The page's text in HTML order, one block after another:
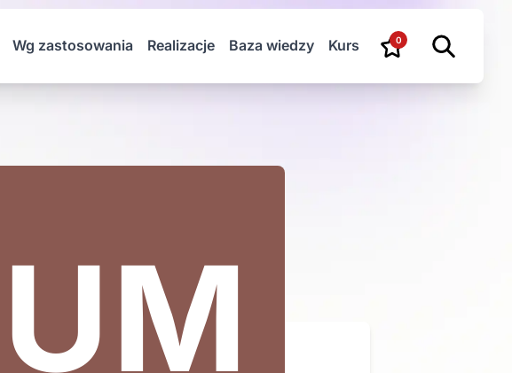
Wg zastosowania Realizacje Baza wiedzy Kurs 0